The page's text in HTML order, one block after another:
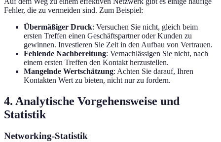
Fehler, die zu vermeiden sind. Zum Beispiel:
Übermäßiger Druck: Versuchen Sie nicht, gleich beim
ersten Treffen einen Geschäftspartner oder Kunden zu
gewinnen. Investieren Sie Zeit in den Aufbau von Vertrauen.
Fehlende Nachbereitung: Vernachlässigen Sie nicht, nach
einem ersten Treffen den Kontakt herzustellen.
Mangelnde Wertschätzung: Achten Sie darauf, Ihren
Kontakten Wert zu bieten, nicht nur zu fordern.
4. Analytische Vorgehensweise und
Statistik
Networking-Statistik